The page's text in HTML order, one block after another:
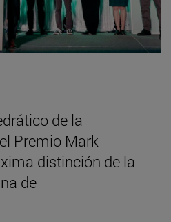
de la
Premio Mark
distinción de la
de